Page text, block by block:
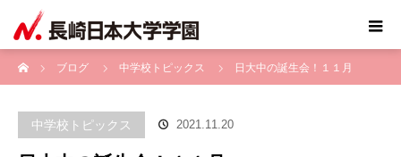
ブログ
中学校トピックス 日大中の誕生会！１１月
中学校トピックス 2021.11.20